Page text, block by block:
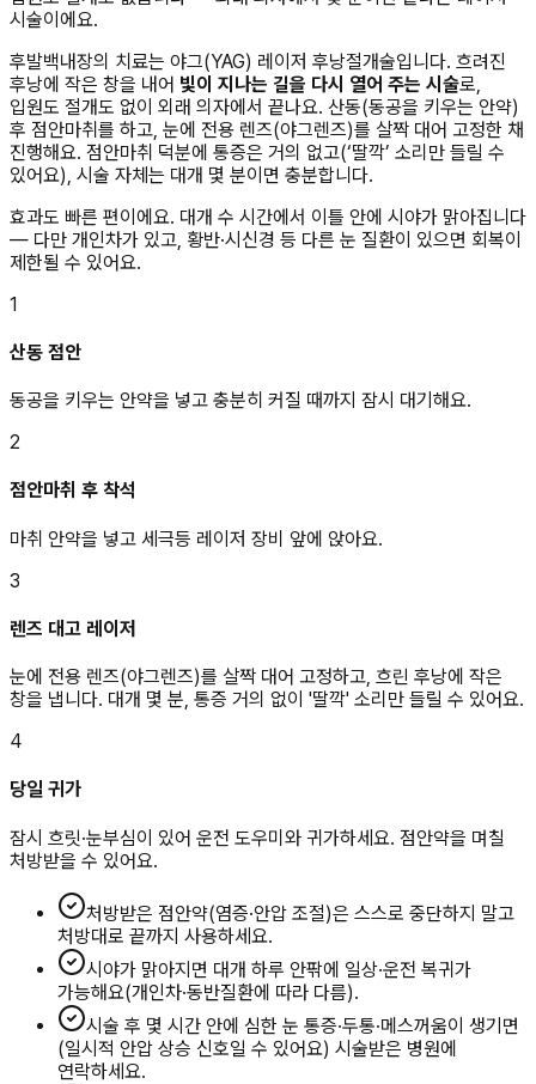
시술이에요.
후발백내장의 치료는 야그(YAG) 레이저 후낭절개술입니다. 흐려진
후낭에 작은 창을 내어 빛이 지나는 길을 다시 열어 주는 시술로,
입원도 절개도 없이 외래 의자에서 끝나요. 산동(동공을 키우는 안약)
후 점안마취를 하고, 눈에 전용 렌즈(야그렌즈)를 살짝 대어 고정한 채
진행해요. 점안마취 덕분에 통증은 거의 없고(‘딸깍’ 소리만 들릴 수
있어요), 시술 자체는 대개 몇 분이면 충분합니다.
효과도 빠른 편이에요. 대개 수 시간에서 이틀 안에 시야가 맑아집니다
— 다만 개인차가 있고, 황반·시신경 등 다른 눈 질환이 있으면 회복이
제한될 수 있어요.
1
산동 점안
동공을 키우는 안약을 넣고 충분히 커질 때까지 잠시 대기해요.
2
점안마취 후 착석
마취 안약을 넣고 세극등 레이저 장비 앞에 앉아요.
3
렌즈 대고 레이저
눈에 전용 렌즈(야그렌즈)를 살짝 대어 고정하고, 흐린 후낭에 작은
창을 냅니다. 대개 몇 분, 통증 거의 없이 '딸깍' 소리만 들릴 수 있어요.
4
당일 귀가
잠시 흐릿·눈부심이 있어 운전 도우미와 귀가하세요. 점안약을 며칠
처방받을 수 있어요.
처방받은 점안약(염증·안압 조절)은 스스로 중단하지 말고
처방대로 끝까지 사용하세요.
시야가 맑아지면 대개 하루 안팎에 일상·운전 복귀가
가능해요(개인차·동반질환에 따라 다름).
시술 후 몇 시간 안에 심한 눈 통증·두통·메스꺼움이 생기면
(일시적 안압 상승 신호일 수 있어요) 시술받은 병원에
연락하세요.